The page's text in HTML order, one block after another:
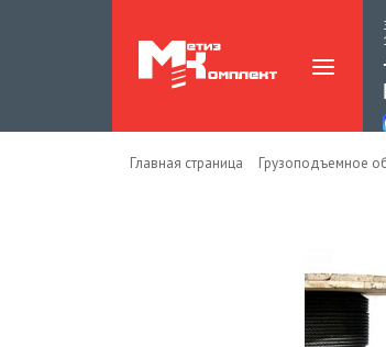
Главная страница Грузоподъемное